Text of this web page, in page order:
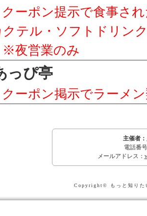
クーポン提示で食事さ
クテル・ソフトドリン
夜営業のみ
っぴ亭
クーポン掲示でラーメ
主催者
電話番
メールアドレス：
Copyright© もっと知り